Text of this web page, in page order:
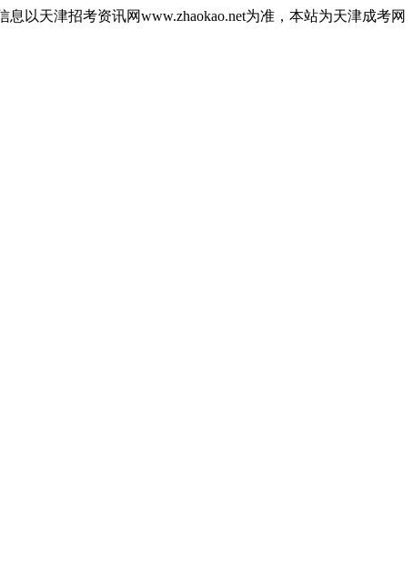
以天津招考资讯网www.zhaokao.net为准，本站为天津成考网